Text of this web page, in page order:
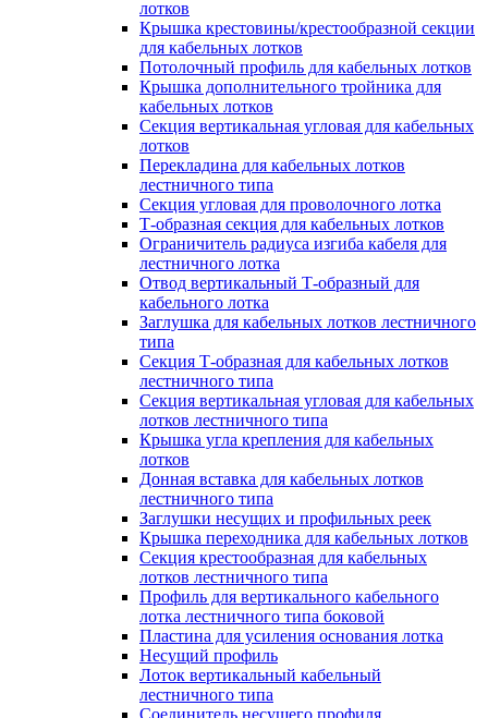
лотков
Крышка крестовины/крестообразной секции
для кабельных лотков
Потолочный профиль для кабельных лотков
Крышка дополнительного тройника для
кабельных лотков
Секция вертикальная угловая для кабельных
лотков
Перекладина для кабельных лотков
лестничного типа
Секция угловая для проволочного лотка
Т-образная секция для кабельных лотков
Ограничитель радиуса изгиба кабеля для
лестничного лотка
Отвод вертикальный Т-образный для
кабельного лотка
Заглушка для кабельных лотков лестничного
типа
Секция Т-образная для кабельных лотков
лестничного типа
Секция вертикальная угловая для кабельных
лотков лестничного типа
Крышка угла крепления для кабельных
лотков
Донная вставка для кабельных лотков
лестничного типа
Заглушки несущих и профильных реек
Крышка переходника для кабельных лотков
Секция крестообразная для кабельных
лотков лестничного типа
Профиль для вертикального кабельного
лотка лестничного типа боковой
Пластина для усиления основания лотка
Несущий профиль
Лоток вертикальный кабельный
лестничного типа
Соединитель несущего профиля